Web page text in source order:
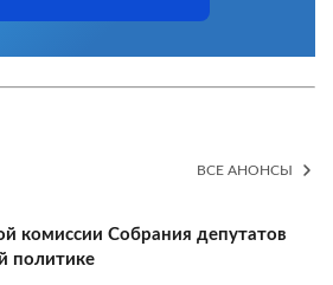
ВСЕ АНОНСЫ
комиссии Собрания депутатов
политике